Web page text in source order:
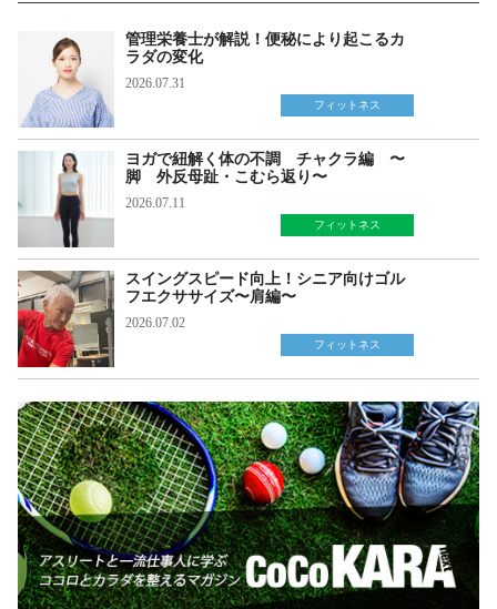
管理栄養士が解説！便秘により起こるカ
ラダの変化
2026.07.31
フィットネス
ヨガで紐解く体の不調 チャクラ編 〜
脚 外反母趾・こむら返り〜
2026.07.11
フィットネス
スイングスピード向上！シニア向けゴル
フエクササイズ〜肩編〜
2026.07.02
フィットネス